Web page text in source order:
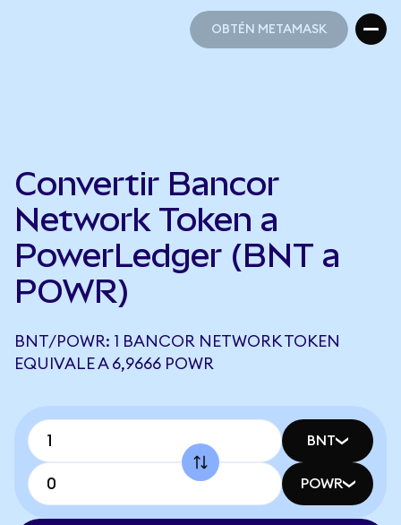
OBTÉN METAMASK
Convertir Bancor
Network Token a
PowerLedger (BNT a
POWR)
BNT/POWR: 1 BANCOR NETWORK TOKEN
EQUIVALE A 6,9666 POWR
BNT
POWR